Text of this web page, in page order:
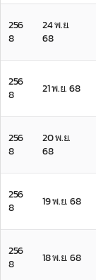
256
8
24 พ.ย.
68
256
8
21 พ.ย. 68
256
8
20 พ.ย.
68
256
8
19 พ.ย. 68
256
8
18 พ.ย. 68